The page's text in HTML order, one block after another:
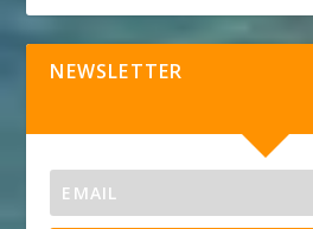
NEWSLETTER